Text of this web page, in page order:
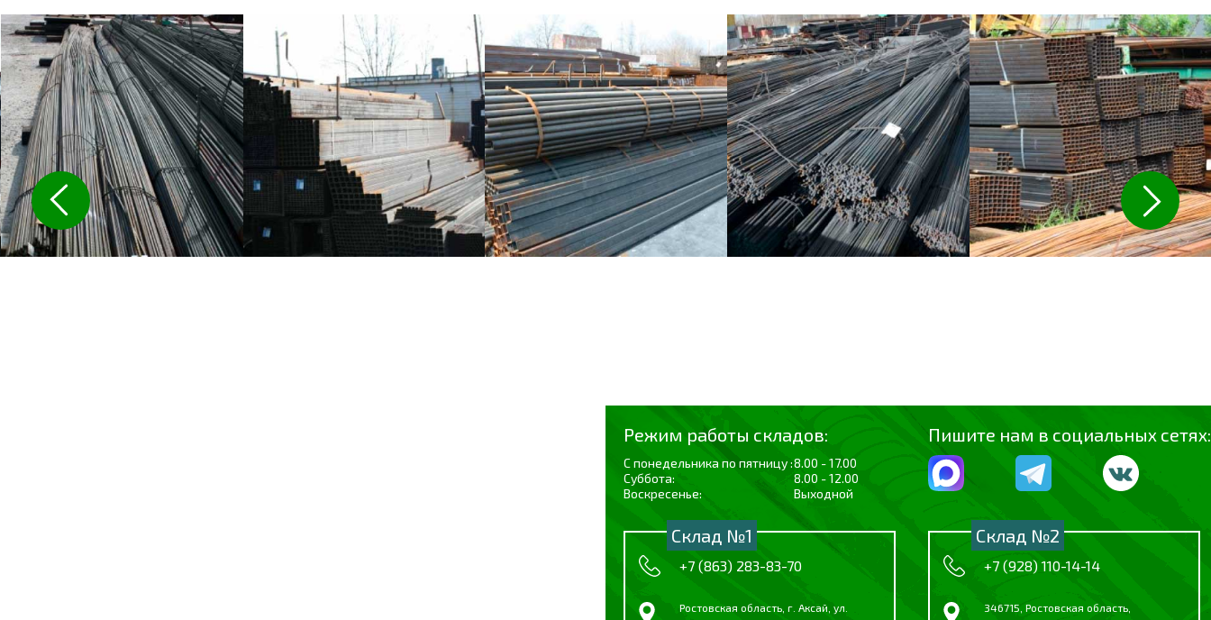
Режим работы складов:
С понедельника по пятницу :8.00 - 17.00
Суббота:
8.00 - 12.00
Воскресенье:
Выходной
Пишите нам в социальных сетях:
Склад №1
+7 (863) 283-83-70
Ростовская область, г. Аксай, ул.
Склад №2
+7 (928) 110-14-14
346715, Ростовская область,